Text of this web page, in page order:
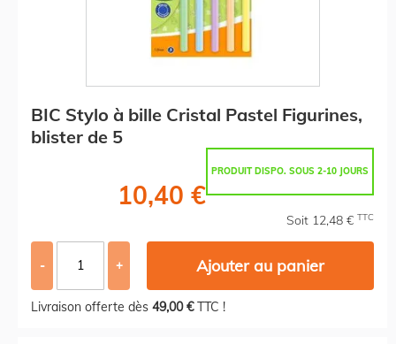
BIC Stylo à bille Cristal Pastel Figurines,
blister de 5
PRODUIT DISPO. SOUS 2-10 JOURS
10,40 €
Soit 12,48 € TTC
- + Ajouter au panier
Livraison offerte dès 49,00 €TTC !